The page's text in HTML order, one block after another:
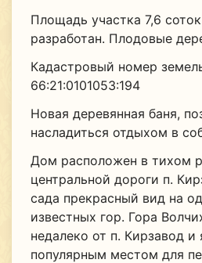
Площадь участка 7,6
разработан. Плодовые
Кадастровый номер
66:21:0101053:194
Новая деревянная баня,
насладиться отдыхом в
Дом расположен в тихом
центральной дороги п.
сада прекрасный вид на
известных гор. Гора
недалеко от п. Кирзавод и
популярным местом для